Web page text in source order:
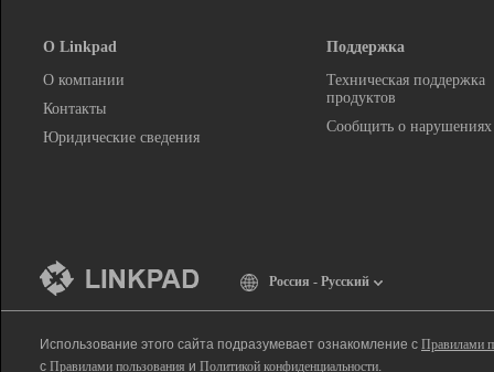
О Linkpad
О компании
Контакты
Юридические сведения
Поддержка
Техническая поддержка
продуктов
Сообщить о нарушениях
Россия - Русский
Использование этого сайта подразумевает ознакомление с Правилами
с Правилами пользования и Политикой конфиденциальности.